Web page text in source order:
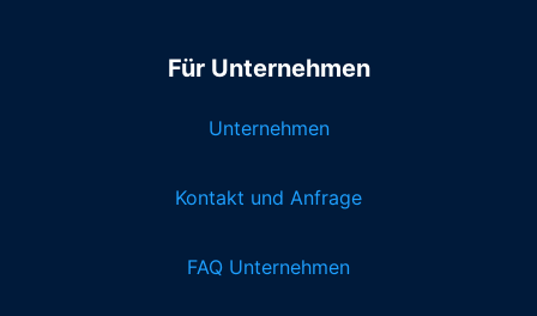
Für Unternehmen
Unternehmen
Kontakt und Anfrage
FAQ Unternehmen